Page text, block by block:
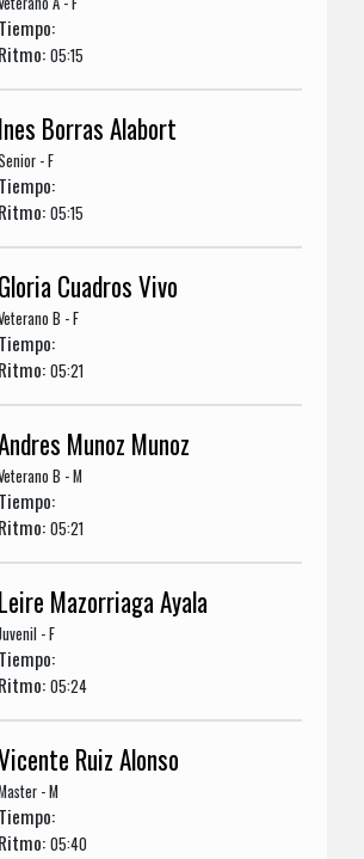
Tiempo:
Ritmo:05:15
Ines Borras Alabort
- F
Tiempo:
Ritmo:05:15
Gloria Cuadros Vivo
B - F
Tiempo:
Ritmo:05:21
Munoz Munoz
B - M
Tiempo:
Ritmo:05:21
Leire Mazorriaga Ayala
- F
Tiempo:
Ritmo:05:24
Ruiz Alonso
- M
Tiempo:
Ritmo:05:40